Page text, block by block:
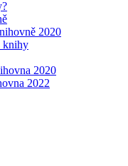
2020
knihy
2020
2022